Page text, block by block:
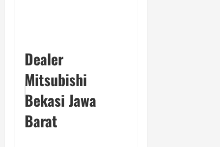
Dealer
Mitsubishi
Bekasi Jawa
Barat